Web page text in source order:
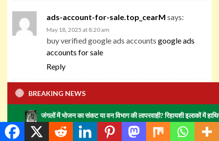
ads-account-for-sale.top_cearM says:
May 18, 2025 at 8:20 am
buy verified google ads accounts google ads
accounts for sale
Reply
ads-account-buy.work_cearM
buy google ad accounthttps://ads-account-
buy.work
BREAKING NEWS
जंगलों में भोजन का संकट या वन विभाग की लापरवाही? रिहायशी इलाकों में हाथियों का झुंड मचा